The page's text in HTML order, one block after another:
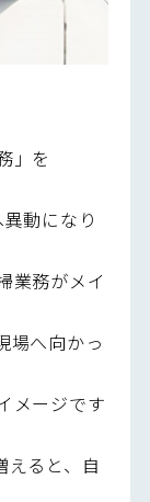
」を
動になり
業務がメイ
場へ向かっ
メージです
ると、自